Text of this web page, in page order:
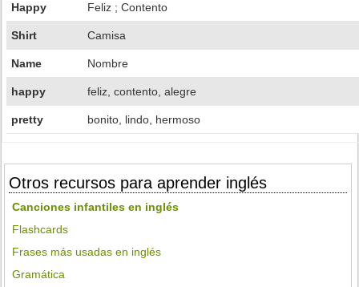
Happy Feliz ; Contento
Shirt Camisa
Name Nombre
happy feliz, contento, alegre
pretty bonito, lindo, hermoso
Otros recursos para aprender inglés
Canciones infantiles en inglés
Flashcards
Frases más usadas en inglés
Gramática